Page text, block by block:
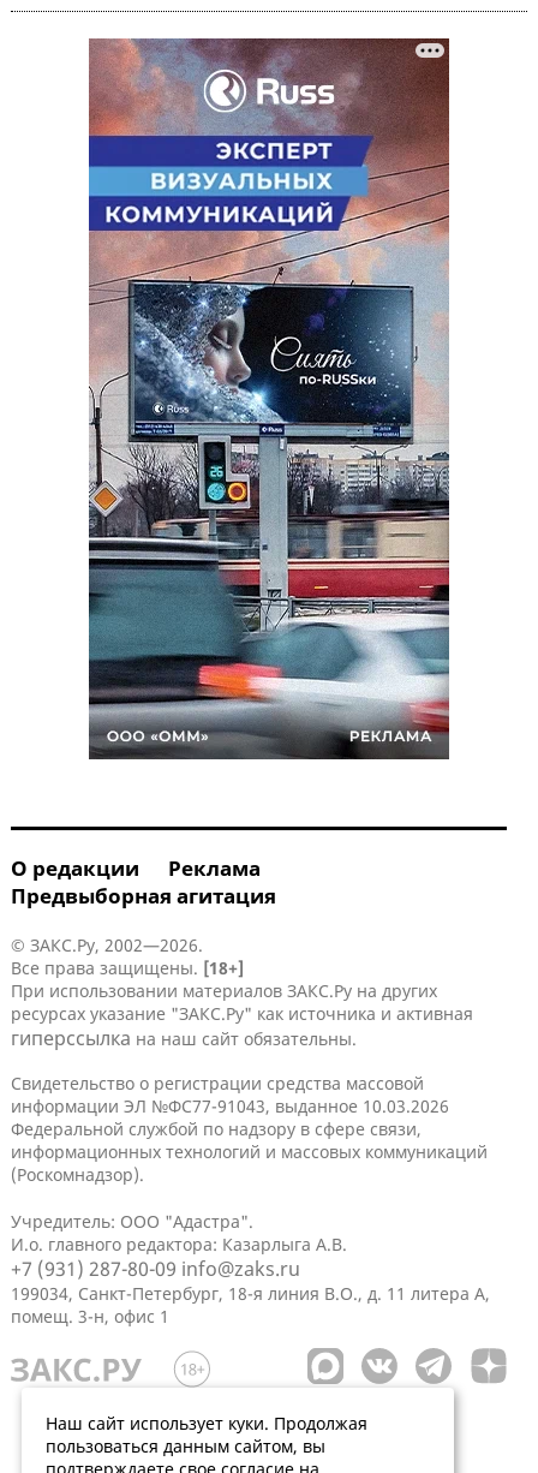
О редакции
Реклама
Предвыборная агитация
© ЗАКС.Ру, 2002—2026.
Все права защищены. [18+]
При использовании материалов ЗАКС.Ру на других
ресурсах указание "ЗАКС.Ру" как источника и активная
гиперссылка на наш сайт обязательны.
Свидетельство о регистрации средства массовой
информации ЭЛ №ФС77-91043, выданное 10.03.2026
Федеральной службой по надзору в сфере связи,
информационных технологий и массовых коммуникаций
(Роскомнадзор).
Учредитель: ООО "Адастра".
И.о. главного редактора: Казарлыга А.В.
+7 (931) 287-80-09 info@zaks.ru
199034, Санкт-Петербург, 18-я линия В.О., д. 11 литера А,
помещ. 3-н, офис 1
Наш сайт использует куки. Продолжая
пользоваться данным сайтом, вы